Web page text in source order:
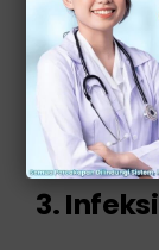
2.
Meski
serviks.
3.